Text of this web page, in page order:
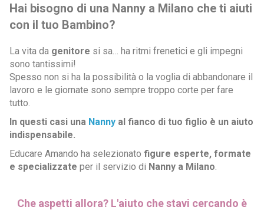
Hai bisogno di una Nanny a Milano che ti aiuti
con il tuo Bambino?
La vita da genitore si sa… ha ritmi frenetici e gli impegni
sono tantissimi!
Spesso non si ha la possibilità o la voglia di abbandonare il
lavoro e le giornate sono sempre troppo corte per fare
tutto.
In questi casi una Nanny al fianco di tuo figlio è un aiuto
indispensabile.
Educare Amando ha selezionato figure esperte, formate
e specializzate per il servizio di Nanny a Milano
Che aspetti allora? L'aiuto che stavi cercando è